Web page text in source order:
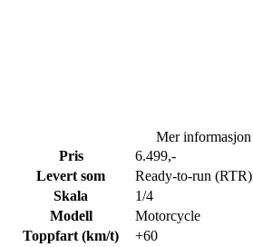
Mer informasjon
Pris
6.499,-
Levert som
Ready-to-run (RTR)
Skala
1/4
Modell
Motorcycle
Toppfart (km/t)
+60